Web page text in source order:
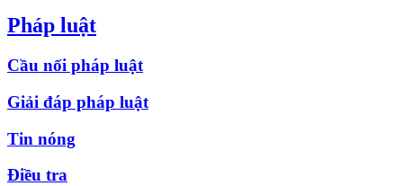
Pháp luật
Cầu nối pháp luật
Giải đáp pháp luật
Tin nóng
Điều tra